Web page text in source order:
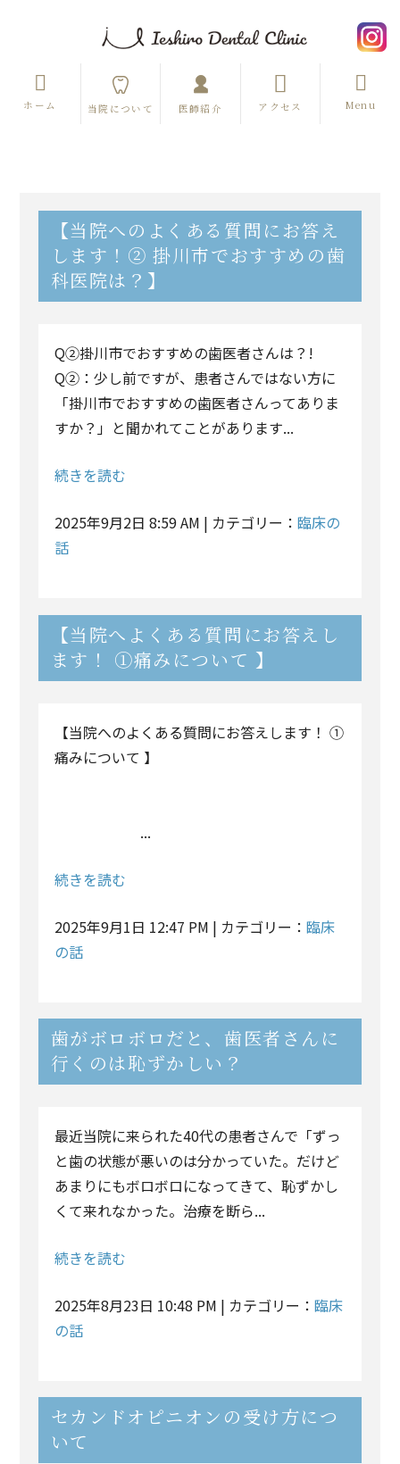
ホーム 当院について 医師紹介 アクセス Menu
【当院へのよくある質問にお答え
します！② 掛川市でおすすめの歯
科医院は？】
Q②掛川市でおすすめの歯医者さんは？!
Q②：少し前ですが、患者さんではない方に
「掛川市でおすすめの歯医者さんってありま
すか？」と聞かれてことがあります...
続きを読む
2025年9月2日 8:59 AM | カテゴリー： 臨床の
話
【当院へよくある質問にお答えし
ます！ ①痛みについて 】
【当院へのよくある質問にお答えします！ ①
痛みについて 】
...
続きを読む
2025年9月1日 12:47 PM | カテゴリー： 臨床
の話
歯がボロボロだと、歯医者さんに
行くのは恥ずかしい？
最近当院に来られた40代の患者さんで「ずっ
と歯の状態が悪いのは分かっていた。だけど
あまりにもボロボロになってきて、恥ずかし
くて来れなかった。治療を断ら...
続きを読む
2025年8月23日 10:48 PM | カテゴリー： 臨床
の話
セカンドオピニオンの受け方につ
いて